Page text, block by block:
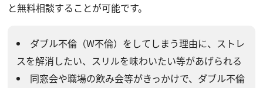
と無料相談することが可能です。
ダブル不倫（W不倫）をしてしまう理由に、ストレ
スを解消したい、スリルを味わいたい等があげられる
同窓会や職場の飲み会等がきっかけで、ダブル不倫